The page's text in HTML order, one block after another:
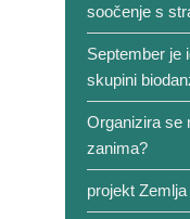
soočenje s
September je
skupini
Organizira se
zanima?
projekt